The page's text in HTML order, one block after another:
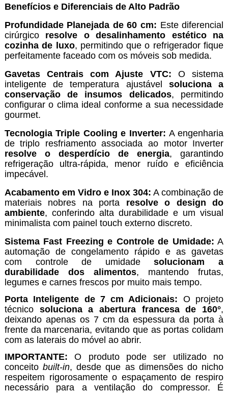
Benefícios e Diferenciais de Alto Padrão
Profundidade Planejada de 60 cm: Este diferencial
cirúrgico resolve o desalinhamento estético na
cozinha de luxo, permitindo que o refrigerador fique
perfeitamente faceado com os móveis sob medida.
Gavetas Centrais com Ajuste VTC: O sistema
inteligente de temperatura ajustável soluciona a
conservação de insumos delicados, permitindo
configurar o clima ideal conforme a sua necessidade
gourmet.
Tecnologia Triple Cooling e Inverter: A engenharia
de triplo resfriamento associada ao motor Inverter
resolve o desperdício de energia, garantindo
refrigeração ultra-rápida, menor ruído e eficiência
impecável.
Acabamento em Vidro e Inox 304: A combinação de
materiais nobres na porta resolve o design do
ambiente, conferindo alta durabilidade e um visual
minimalista com painel touch externo discreto.
Sistema Fast Freezing e Controle de Umidade: A
automação de congelamento rápido e as gavetas
com controle de umidadesolucionam a
durabilidade dos alimentos, mantendo frutas,
legumes e carnes frescos por muito mais tempo.
Porta Inteligente de 7 cm Adicionais: O projeto
técnico soluciona a abertura francesa de 160°,
deixando apenas os 7 cm da espessura da porta à
frente da marcenaria, evitando que as portas colidam
com as laterais do móvel ao abrir.
IMPORTANTE: O produto pode ser utilizado no
conceitobuilt-in, desde que as dimensões do nicho
respeitem rigorosamente o espaçamento de respiro
necessário para a ventilação do compressor. É